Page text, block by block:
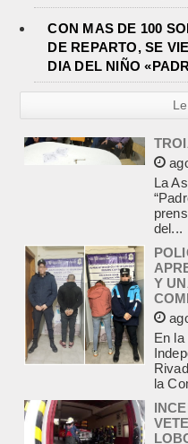
CON MAS DE 100
DE REPARTO, SE
DIA DEL NIÑO
Y
En la
la
Esta
calle